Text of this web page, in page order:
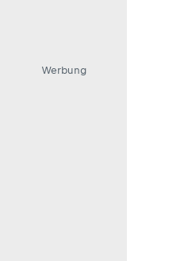
Werbung